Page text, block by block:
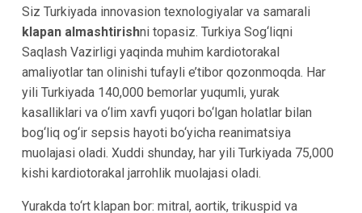
Siz Turkiyada innovasion texnologiyalar va samarali
klapan almashtirishni topasiz. Turkiya Sog‘liqni
Saqlash Vazirligi yaqinda muhim kardiotorakal
amaliyotlar tan olinishi tufayli e’tibor qozonmoqda. Har
yili Turkiyada 140,000 bemorlar yuqumli, yurak
kasalliklari va o‘lim xavfi yuqori bo‘lgan holatlar bilan
bog‘liq og‘ir sepsis hayoti bo‘yicha reanimatsiya
muolajasi oladi. Xuddi shunday, har yili Turkiyada 75,000
kishi kardiotorakal jarrohlik muolajasi oladi.
Yurakda to‘rt klapan bor: mitral, aortik, trikuspid va